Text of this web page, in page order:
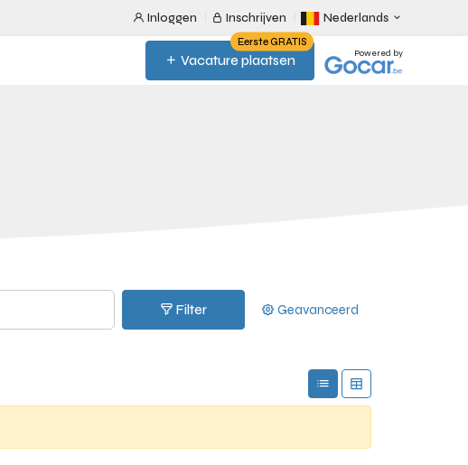
Inloggen Inschrijven Nederlands
Vacature plaatsen
Eerste GRATIS
Powered by
Filter Geavanceerd